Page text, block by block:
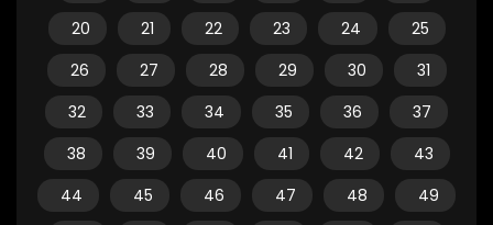
20
21 22 23 24
25
26
27 28 29 30
31
32
33 34 35 36
37
38
39 40 41 42
43
44
45 46 47 48
49